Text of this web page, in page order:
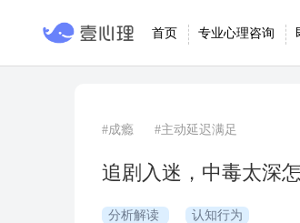
首页 专业心理咨询
#成瘾 #主动延迟满足
追剧入迷，中毒太深
分析解读 认知行为